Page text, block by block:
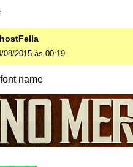
08/2015 às 00:19
font name